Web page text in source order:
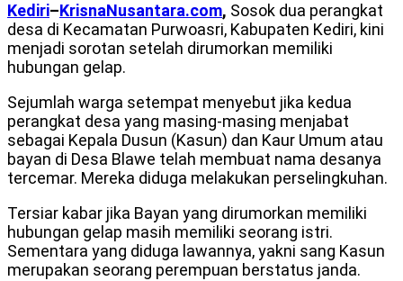
Kediri–KrisnaNusantara.com, Sosok dua perangkat
desa di Kecamatan Purwoasri, Kabupaten Kediri, kini
menjadi sorotan setelah dirumorkan memiliki
hubungan gelap.
Sejumlah warga setempat menyebut jika kedua
perangkat desa yang masing-masing menjabat
sebagai Kepala Dusun (Kasun) dan Kaur Umum atau
bayan di Desa Blawe telah membuat nama desanya
tercemar. Mereka diduga melakukan perselingkuhan.
Tersiar kabar jika Bayan yang dirumorkan memiliki
hubungan gelap masih memiliki seorang istri.
Sementara yang diduga lawannya, yakni sang Kasun
merupakan seorang perempuan berstatus janda.